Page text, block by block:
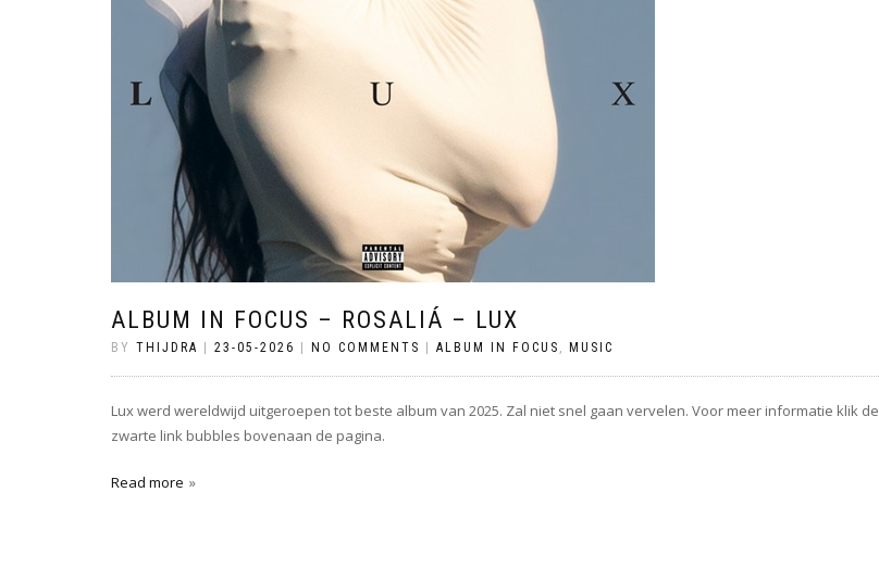
ALBUM IN FOCUS – ROSALIÁ – LUX
BY THIJDRA 23-05-2026 NO COMMENTS ALBUM IN FOCUS , MUSIC
Lux werd wereldwijd uitgeroepen tot beste album van 2025. Zal niet snel gaan vervelen. Voor meer informatie klik de
zwarte link bubbles bovenaan de pagina.
Read more